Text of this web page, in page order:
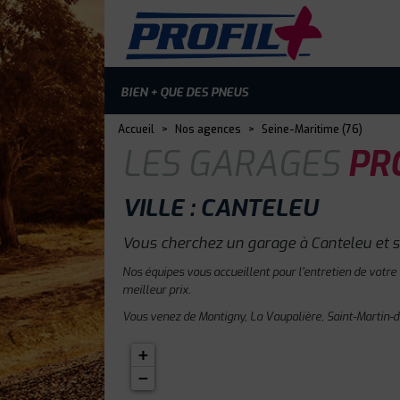
BIEN + QUE DES PNEUS
Accueil > Nos agences > Seine-Maritime (76)
LES GARAGES
VILLE : CANTELEU
Vous cherchez un garage à Canteleu et
Nos équipes vous accueillent pour l'entretien de
meilleur prix.
Vous venez de Montigny, La Vaupalière, Saint-
+
−